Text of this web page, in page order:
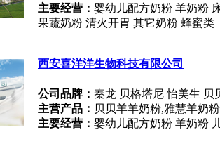
主要经营： 婴幼儿配方奶粉 羊奶粉
果蔬奶粉 清火开胃 其它奶粉 蜂蜜类
西安喜洋洋生物科技有限公司
公司品牌： 秦龙 贝格塔尼 怡美生 贝
主营产品： 贝贝羊羊奶粉,雅慧羊奶粉
主要经营： 婴幼儿配方奶粉 羊奶粉